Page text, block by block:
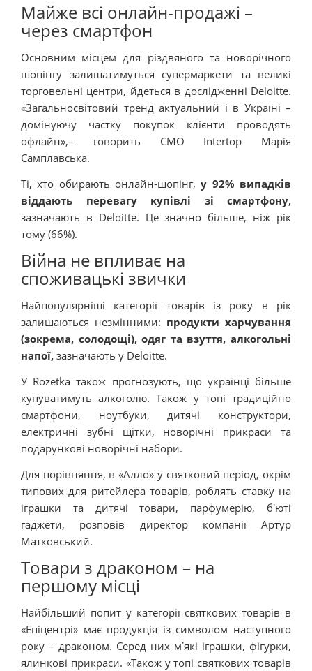
Майже всі онлайн-продажі –
через смартфон
Основним місцем для різдвяного та новорічного
шопінгу залишатимуться супермаркети та великі
торговельні центри, йдеться в дослідженні Deloitte.
«Загальносвітовий тренд актуальний і в Україні –
домінуючу частку покупок клієнти проводять
офлайн»,– говорить CMO Intertop Марія
Самплавська.
Ті, хто обирають онлайн-шопінг,у 92% випадків
віддають перевагу купівлі зі смартфону,
зазначають в Deloitte. Це значно більше, ніж рік
тому (66%).
Війна не впливає на
споживацькі звички
Найпопулярніші категорії товарів із року в рік
залишаються незмінними: продукти харчування
(зокрема, солодощі), одяг та взуття, алкогольні
напої, зазначають у Deloitte.
У Rozetka також прогнозують, що українці більше
купуватимуть алкоголю. Також у топі традиційно
смартфони, ноутбуки, дитячі конструктори,
електричні зубні щітки, новорічні прикраси та
подарункові новорічні набори.
Для порівняння, в «Алло» у святковий період, окрім
типових для ритейлера товарів, роблять ставку на
іграшки та дитячі товари, парфумерію, бʼюті
гаджети, розповів директор компанії Артур
Матковський.
Товари з драконом – на
першому місці
Найбільший попит у категорії святкових товарів в
«Епіцентрі» має продукція із символом наступного
року – драконом. Серед них мʼякі іграшки, фігурки,
ялинкові прикраси. «Також у топі святкових товарів